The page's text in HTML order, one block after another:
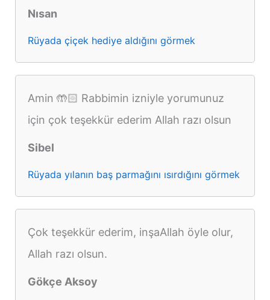
Nısan
Rüyada çiçek hediye aldığını görmek
Amin 🤲🏻 Rabbimin izniyle yorumunuz
için çok teşekkür ederim Allah razı olsun
Sibel
Rüyada yılanın baş parmağını ısırdığını görmek
Çok teşekkür ederim, inşaAllah öyle olur,
Allah razı olsun.
Gökçe Aksoy